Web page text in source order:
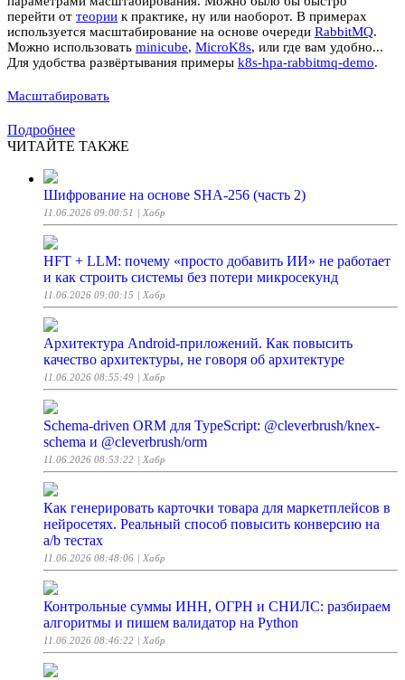
перейти от теории к практике, ну или наоборот. В примерах
используется масштабирование на основе очереди RabbitMQ.
Можно использовать minicube, MicroK8s, или где вам удобно...
Для удобства развёртывания примеры k8s-hpa-rabbitmq-demo.
Масштабировать
Подробнее
ЧИТАЙТЕ ТАКЖЕ
Шифрование на основе SHA-256 (часть 2)
11.06.2026 09:00:51 | Хабр
HFT + LLM: почему «просто добавить ИИ» не работает
и как строить системы без потери микросекунд
11.06.2026 09:00:15 | Хабр
Архитектура Android-приложений. Как повысить
качество архитектуры, не говоря об архитектуре
11.06.2026 08:55:49 | Хабр
Schema-driven ORM для TypeScript: @cleverbrush/knex-
schema и @cleverbrush/orm
11.06.2026 08:53:22 | Хабр
Как генерировать карточки товара для маркетплейсов в
нейросетях. Реальный способ повысить конверсию на
a/b тестах
11.06.2026 08:48:06 | Хабр
Контрольные суммы ИНН, ОГРН и СНИЛС: разбираем
алгоритмы и пишем валидатор на Python
11.06.2026 08:46:22 | Хабр